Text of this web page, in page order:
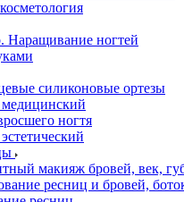
ногтей
силиконовые ортезы
ногтя
макияж бровей, век,
ресниц и бровей,